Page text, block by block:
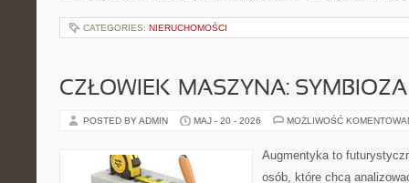
CATEGORIES: NIERUCHOMOŚCI
CZŁOWIEK–MASZYNA: SYMBIOZA
POSTED BY ADMIN MAJ - 20 - 2026 MOŻLIWOŚĆ
Augmentyka to
osób, które chcą